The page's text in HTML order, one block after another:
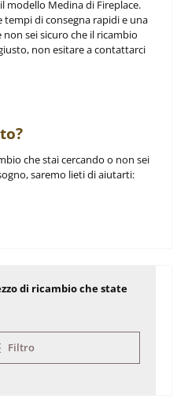
modello Medina di Fireplace.
di consegna rapidi e una
sei sicuro che il ricambio
non esitare a contattarci
che stai cercando o non sei
saremo lieti di aiutarti:
di ricambio che state
Filtro